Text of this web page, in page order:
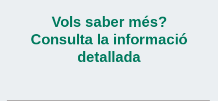
Vols saber més?
Consulta la informació
detallada